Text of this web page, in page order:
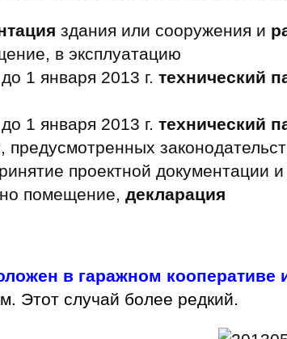
здания или сооружения и
в эксплуатацию
1 января 2013 г. технический
1 января 2013 г. технический
предусмотренных
проектной
помещение, декларация
в гаражном
Этот случай более редкий.